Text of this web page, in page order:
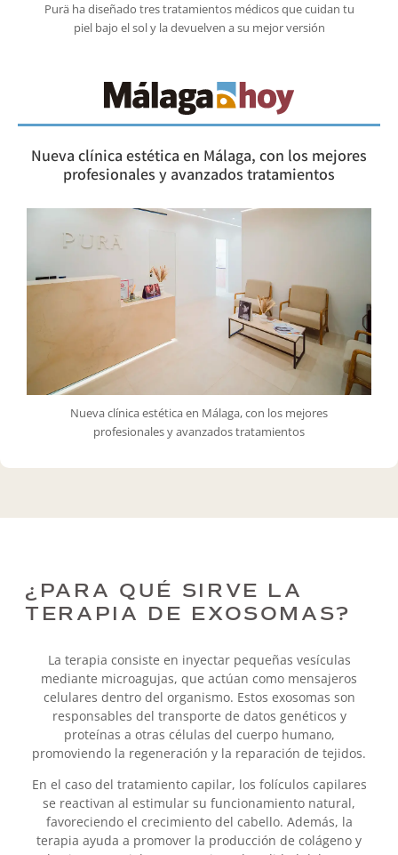
Purä ha diseñado tres tratamientos médicos que cuidan tu
piel bajo el sol y la devuelven a su mejor versión
Nueva clínica estética en Málaga, con los mejores
profesionales y avanzados tratamientos
Nueva clínica estética en Málaga, con los mejores
profesionales y avanzados tratamientos
¿PARA QUÉ SIRVE LA
TERAPIA DE EXOSOMAS?
La terapia consiste en inyectar pequeñas vesículas
mediante microagujas, que actúan como mensajeros
celulares dentro del organismo. Estos exosomas son
responsables del transporte de datos genéticos y
proteínas a otras células del cuerpo humano,
promoviendo la regeneración y la reparación de tejidos.
En el caso del tratamiento capilar, los folículos capilares
se reactivan al estimular su funcionamiento natural,
favoreciendo el crecimiento del cabello. Además, la
terapia ayuda a promover la producción de colágeno y